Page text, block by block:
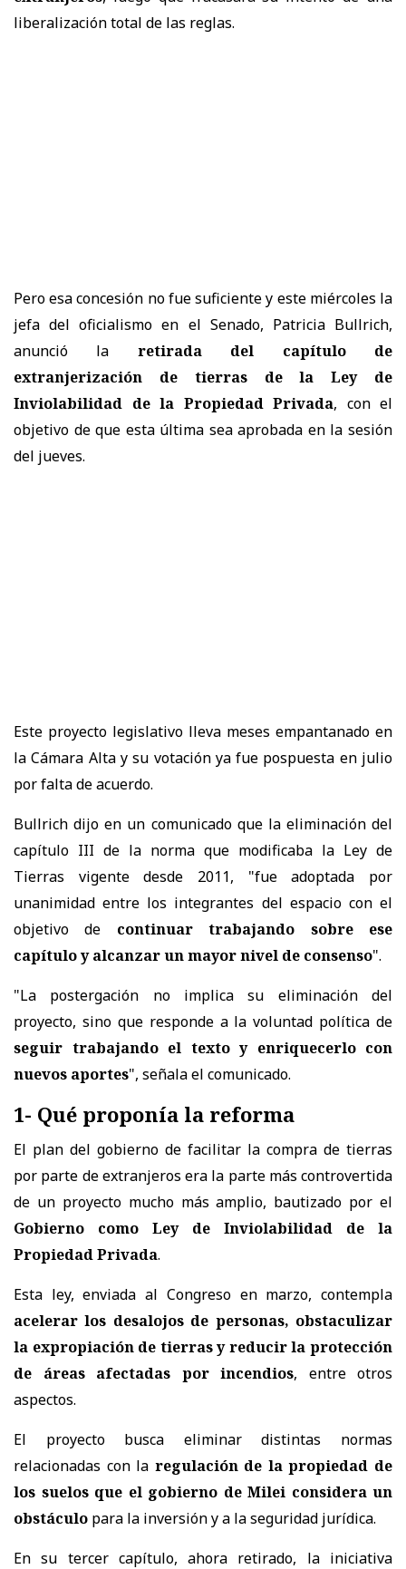
liberalización total de las reglas.
Pero esa concesión no fue suficiente y este miércoles la
jefa del oficialismo en el Senado, Patricia Bullrich,
anunció la retirada del capítulo de
extranjerización de tierras de la Ley de
Inviolabilidad de la Propiedad Privada, con el
objetivo de que esta última sea aprobada en la sesión
del jueves.
Este proyecto legislativo lleva meses empantanado en
la Cámara Alta y su votación ya fue pospuesta en julio
por falta de acuerdo.
Bullrich dijo en un comunicado que la eliminación del
capítulo III de la norma que modificaba la Ley de
Tierras vigente desde 2011, "fue adoptada por
unanimidad entre los integrantes del espacio con el
objetivo de continuar trabajando sobre ese
capítulo y alcanzar un mayor nivel de consenso".
"La postergación no implica su eliminación del
proyecto, sino que responde a la voluntad política de
seguir trabajando el texto y enriquecerlo con
nuevos aportes", señala el comunicado.
1- Qué proponía la reforma
El plan del gobierno de facilitar la compra de tierras
por parte de extranjeros era la parte más controvertida
de un proyecto mucho más amplio, bautizado por el
Gobierno como Ley de Inviolabilidad de la
Propiedad Privada.
Esta ley, enviada al Congreso en marzo, contempla
acelerar los desalojos de personas, obstaculizar
la expropiación de tierras y reducir la protección
de áreas afectadas por incendios, entre otros
aspectos.
El proyecto busca eliminar distintas normas
relacionadas con la regulación de la propiedad de
los suelos que el gobierno de Milei considera un
obstáculo para la inversión y a la seguridad jurídica.
En su tercer capítulo, ahora retirado, la iniciativa